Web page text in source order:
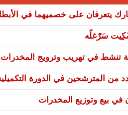
يتعرفان على خصميهما في
سَرّْغلّه
تنشط في تهريب وترويج المخدرات
من المترشحين في الدورة التكميلية
بيع وتوزيع المخدرات